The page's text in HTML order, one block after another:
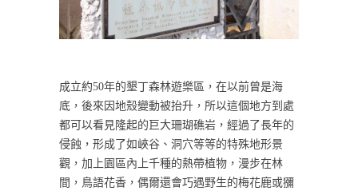
成立約50年的墾丁森林遊樂區，在以前曾是海
底，後來因地殼變動被抬升，所以這個地方到處
都可以看見隆起的巨大珊瑚礁岩，經過了長年的
侵蝕，形成了如峽谷、洞穴等等的特殊地形景
觀，加上園區內上千種的熱帶植物，漫步在林
間，鳥語花香，偶爾還會巧遇野生的梅花鹿或獼